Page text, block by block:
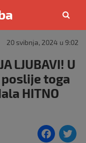
20 svibnja, 2024 u 9:02
LJUBAVI! U
poslije toga
HITNO
F